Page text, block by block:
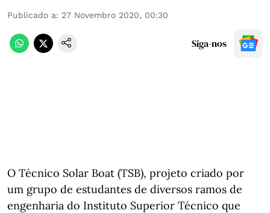
Publicado a: 27 Novembro 2020, 00:30
Siga-nos
O Técnico Solar Boat (TSB), projeto criado por
um grupo de estudantes de diversos ramos de
engenharia do Instituto Superior Técnico que